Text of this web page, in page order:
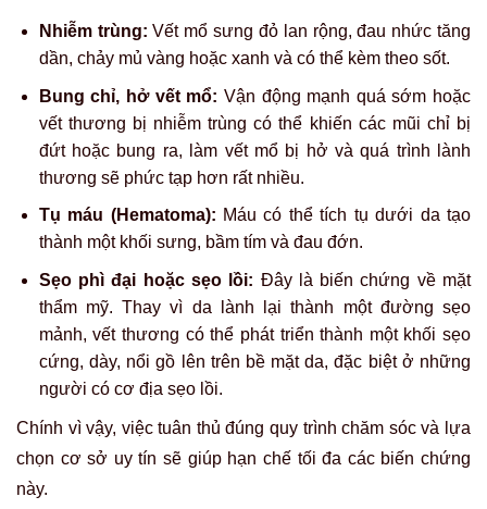
Nhiễm trùng: Vết mổ sưng đỏ lan rộng, đau nhức tăng
dần, chảy mủ vàng hoặc xanh và có thể kèm theo sốt.
Bung chỉ, hở vết mổ: Vận động mạnh quá sớm hoặc
vết thương bị nhiễm trùng có thể khiến các mũi chỉ bị
đứt hoặc bung ra, làm vết mổ bị hở và quá trình lành
thương sẽ phức tạp hơn rất nhiều.
Tụ máu (Hematoma): Máu có thể tích tụ dưới da tạo
thành một khối sưng, bầm tím và đau đớn.
Sẹo phì đại hoặc sẹo lồi: Đây là biến chứng về mặt
thẩm mỹ. Thay vì da lành lại thành một đường sẹo
mảnh, vết thương có thể phát triển thành một khối sẹo
cứng, dày, nổi gồ lên trên bề mặt da, đặc biệt ở những
người có cơ địa sẹo lồi.
Chính vì vậy, việc tuân thủ đúng quy trình chăm sóc và lựa
chọn cơ sở uy tín sẽ giúp hạn chế tối đa các biến chứng
này.